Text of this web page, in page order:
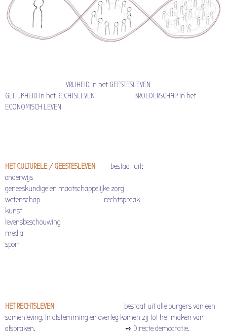
VRIJHEID in het GEESTESLEVEN
GELIJKHEID in het RECHTSLEVEN BROEDERSCHAP in het
ECONOMISCH LEVEN
HET CULTURELE / GEESTESLEVEN
bestaat uit:
onderwijs
geneeskundige en maatschappelijke zorg
wetenschap rechtspraak
kunst
levensbeschouwing
media
sport
HET RECHTSLEVEN
bestaat uit alle burgers van een
samenleving. In afstemming en overleg komen zij tot het maken van
afspraken. ➺ Directe democratie.